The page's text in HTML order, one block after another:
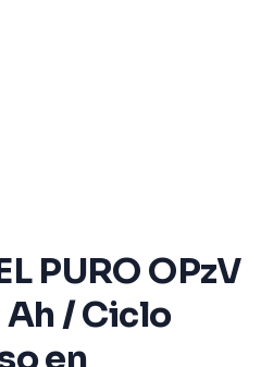
PURO OPzV
Ah / Ciclo
en